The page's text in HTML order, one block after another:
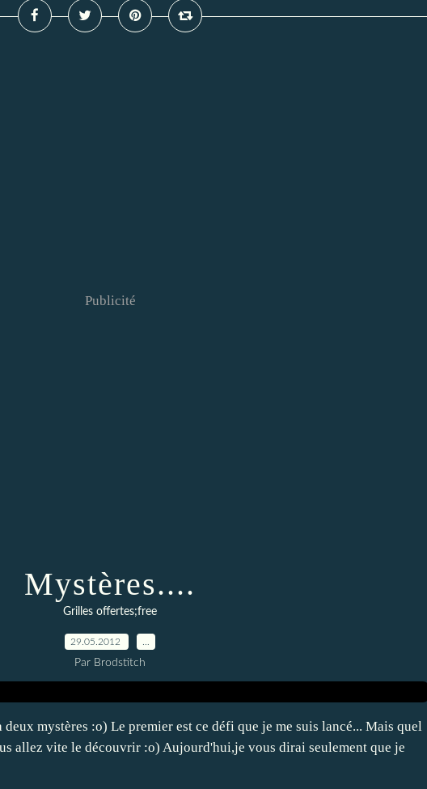
Publicité
Mystères....
Grilles offertes;free
29.05.2012
Par Brodstitch
mystères :o) Le premier est ce défi que je me suis lancé... Mais quel
allez vite le découvrir :o) Aujourd'hui,je vous dirai seulement que je